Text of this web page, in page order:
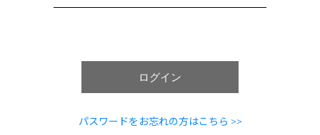
ログイン
パスワードをお忘れの方はこちら >>